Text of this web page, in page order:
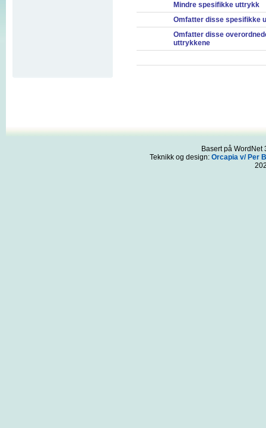
Mindre spesifikke uttrykk
Omfatter disse spesifikke
Omfatter disse
uttrykkene
Basert på
Teknikk og design: Orcapia v/ Per